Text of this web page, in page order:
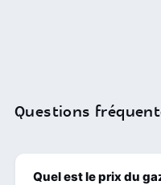
Questions
Quel est le prix du